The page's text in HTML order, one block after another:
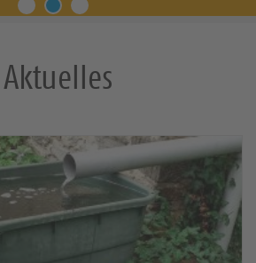
Aktuelles